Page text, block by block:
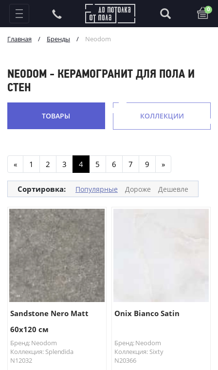
0
Главная / Бренды / Neodom
NEODOM - КЕРАМОГРАНИТ ДЛЯ ПОЛА И
СТЕН
ТОВАРЫ КОЛЛЕКЦИИ
« 1 2 3 4 5 6 7 9 »
Сортировка: Популярные Дороже Дешевле
Sandstone Nero Matt
60x120 см
Бренд: Neodom
Коллекция: Splendida
N12032
Onix Bianco Satin
Бренд: Neodom
Коллекция: Sixty
N20366